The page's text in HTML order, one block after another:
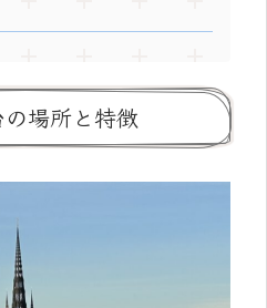
場所と特徴